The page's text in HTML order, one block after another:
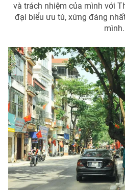
® Cấm sao chép dưới mọi hình
thuận bằng văn bản. Ghi rõ
và trách nhiệm của mình với
đại biểu ưu tú, xứng đáng
mình.